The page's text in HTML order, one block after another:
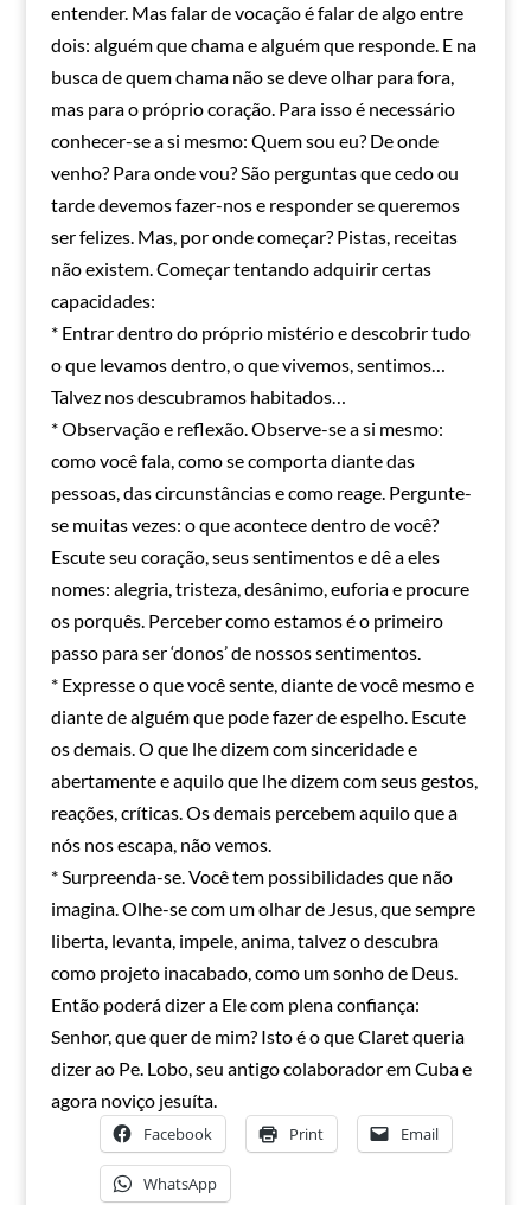
entender. Mas falar de vocação é falar de algo entre
dois: alguém que chama e alguém que responde. E na
busca de quem chama não se deve olhar para fora,
mas para o próprio coração. Para isso é necessário
conhecer-se a si mesmo: Quem sou eu? De onde
venho? Para onde vou? São perguntas que cedo ou
tarde devemos fazer-nos e responder se queremos
ser felizes. Mas, por onde começar? Pistas, receitas
não existem. Começar tentando adquirir certas
capacidades:
* Entrar dentro do próprio mistério e descobrir tudo
o que levamos dentro, o que vivemos, sentimos…
Talvez nos descubramos habitados…
* Observação e reflexão. Observe-se a si mesmo:
como você fala, como se comporta diante das
pessoas, das circunstâncias e como reage. Pergunte-
se muitas vezes: o que acontece dentro de você?
Escute seu coração, seus sentimentos e dê a eles
nomes: alegria, tristeza, desânimo, euforia e procure
os porquês. Perceber como estamos é o primeiro
passo para ser ‘donos’ de nossos sentimentos.
* Expresse o que você sente, diante de você mesmo e
diante de alguém que pode fazer de espelho. Escute
os demais. O que lhe dizem com sinceridade e
abertamente e aquilo que lhe dizem com seus gestos,
reações, críticas. Os demais percebem aquilo que a
nós nos escapa, não vemos.
* Surpreenda-se. Você tem possibilidades que não
imagina. Olhe-se com um olhar de Jesus, que sempre
liberta, levanta, impele, anima, talvez o descubra
como projeto inacabado, como um sonho de Deus.
Então poderá dizer a Ele com plena confiança:
Senhor, que quer de mim? Isto é o que Claret queria
dizer ao Pe. Lobo, seu antigo colaborador em Cuba e
agora noviço jesuíta.
Facebook Print Email
WhatsApp